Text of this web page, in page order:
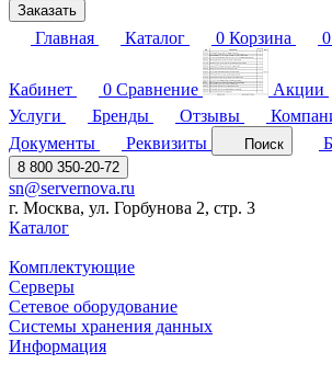
Заказать
Главная Каталог 0 Корзина 0
Кабинет 0 Сравнение Акции
Услуги
Бренды Отзывы
Документы
Реквизиты Поиск
8 800 350-20-72
sn@servernova.ru
г. Москва, ул. Горбунова 2, стр. 3
Каталог
Комплектующие
Серверы
Сетевое оборудование
Системы хранения данных
Информация